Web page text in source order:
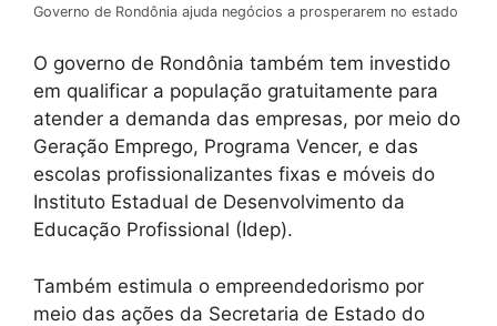
Governo de Rondônia ajuda negócios a prosperarem no estado
O governo de Rondônia também tem investido
em qualificar a população gratuitamente para
atender a demanda das empresas, por meio do
Geração Emprego, Programa Vencer, e das
escolas profissionalizantes fixas e móveis do
Instituto Estadual de Desenvolvimento da
Educação Profissional (Idep).
Também estimula o empreendedorismo por
meio das ações da Secretaria de Estado do